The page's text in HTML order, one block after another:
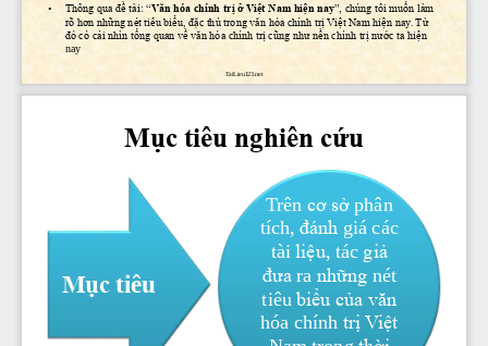
•
Thông qua đề tài: “Văn hóa chính trị ở Việt Nam hiện nay”, chúng tôi muốn làm
rõ hơn những nét tiêu biểu, đặc thù trong văn hóa chính trị Việt Nam hiện nay. Từ
đó có cái nhìn tổng quan về văn hóa chính trị cũng như nền chính trị nước ta hiện
nay
TaiLieu123.net
Mục tiêu nghiên cứu
Mục tiêu
Trên cơ sở phân
tích, đánh giá các
tài liệu tác giả
đưa ra những nét
tiêu biểu của văn
hóa chính trị Việt